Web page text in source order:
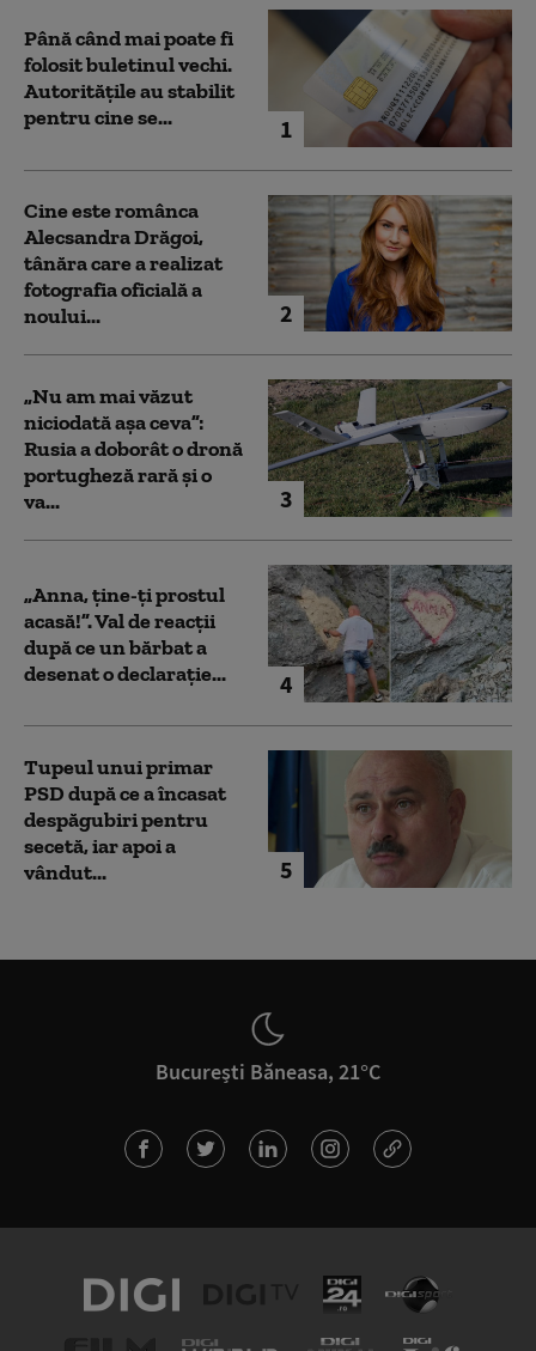
1
Până când mai poate fi
folosit buletinul vechi.
Autoritățile au stabilit
pentru cine se...
2
Cine este românca
Alecsandra Drăgoi,
tânăra care a realizat
fotografia oficială a
noului...
3
„Nu am mai văzut
niciodată așa ceva”:
Rusia a doborât o dronă
portugheză rară și o
va...
4
„Anna, ţine-ţi prostul
acasă!”. Val de reacții
după ce un bărbat a
desenat o declarație...
5
Tupeul unui primar
PSD după ce a încasat
despăgubiri pentru
secetă, iar apoi a
vândut...
București Băneasa, 21°C